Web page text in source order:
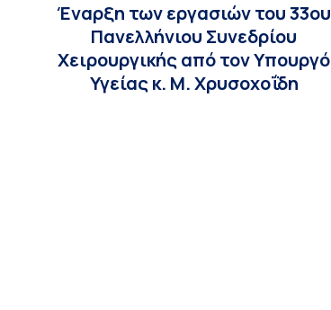
Έναρξη των εργασιών του 33ου
Πανελλήνιου Συνεδρίου
Χειρουργικής από τον Υπουργό
Υγείας κ. Μ. Χρυσοχοΐδη